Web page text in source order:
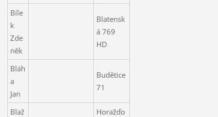
Bíle
k
Zde
něk
Blatensk
á 769
HD
Bláh
a
Jan
Budětice
71
Blaž
Horažďo